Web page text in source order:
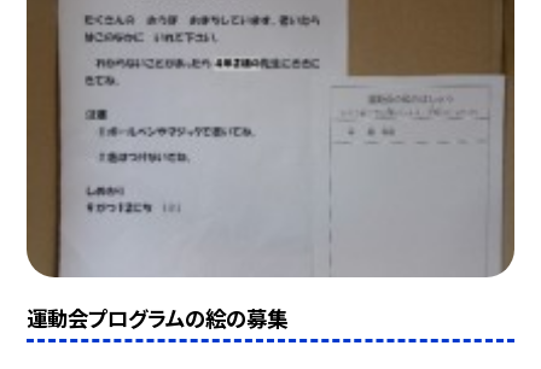
運動会プログラムの絵の募集